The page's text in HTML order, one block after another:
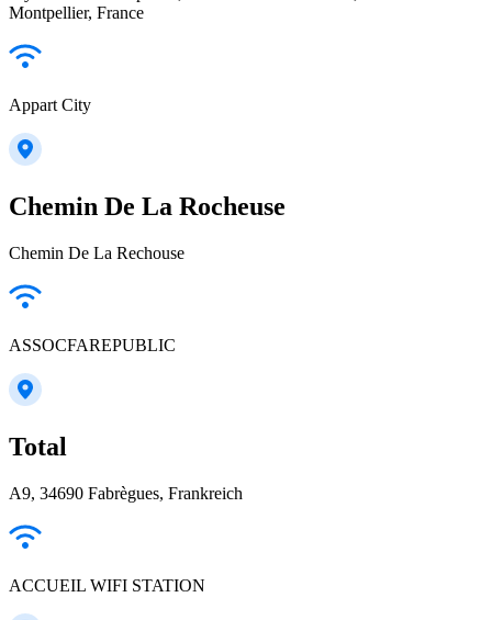
Montpellier, France
Appart City
Chemin De La Rocheuse
Chemin De La Rechouse
ASSOCFAREPUBLIC
Total
A9, 34690 Fabrègues, Frankreich
ACCUEIL WIFI STATION